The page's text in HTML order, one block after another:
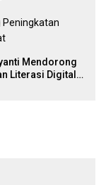
Mendorong
Literasi Digital